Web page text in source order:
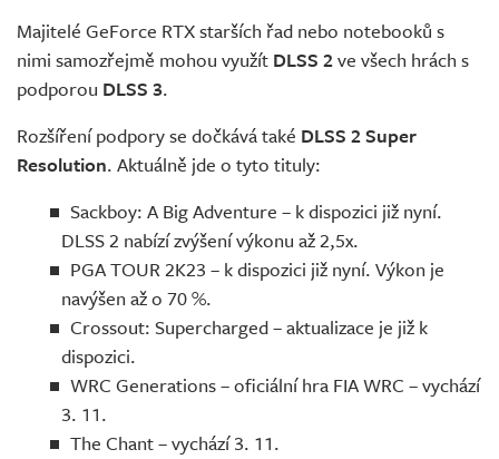
Majitelé GeForce RTX starších řad nebo notebooků s
nimi samozřejmě mohou využít DLSS 2ve všech hrách s
podporou DLSS 3.
Rozšíření podpory se dočkává také DLSS 2 Super
Resolution. Aktuálně jde o tyto tituly:
Sackboy: A Big Adventure – k dispozici již nyní.
DLSS 2 nabízí zvýšení výkonu až 2,5x.
PGA TOUR 2K23 – k dispozici již nyní. Výkon je
navýšen až o 70 %.
Crossout: Supercharged – aktualizace je již k
dispozici.
WRC Generations – oficiální hra FIA WRC – vychází
3. 11.
The Chant – vychází 3. 11.